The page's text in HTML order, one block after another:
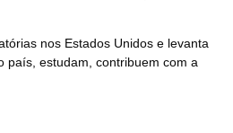
nos Estados Unidos e levanta
país, estudam, contribuem com a